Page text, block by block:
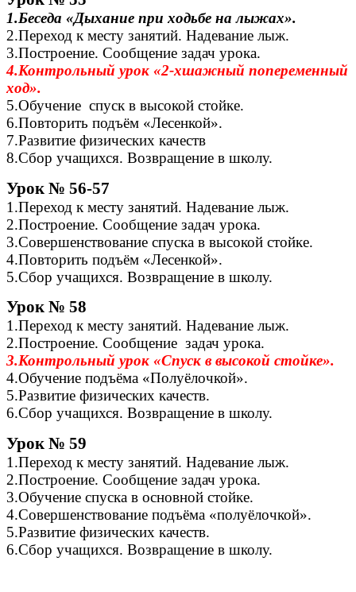
1.Беседа «Дыхание при ходьбе на лыжах».
2.Переход к месту занятий. Надевание лыж.
3.Построение. Сообщение задач урока.
4.Контрольный урок «2-хшажный попеременный
ход».
5.Обучение спуск в высокой стойке.
6.Повторить подъём «Лесенкой».
7.Развитие физических качеств
8.Сбор учащихся. Возвращение в школу.
Урок № 56-57
1.Переход к месту занятий. Надевание лыж.
2.Построение. Сообщение задач урока.
3.Совершенствование спуска в высокой стойке.
4.Повторить подъём «Лесенкой».
5.Сбор учащихся. Возвращение в школу.
Урок № 58
1.Переход к месту занятий. Надевание лыж.
2.Построение. Сообщение задач урока.
3.Контрольный урок «Спуск в высокой стойке».
4.Обучение подъёма «Полуёлочкой».
5.Развитие физических качеств.
6.Сбор учащихся. Возвращение в школу.
Урок № 59
1.Переход к месту занятий. Надевание лыж.
2.Построение. Сообщение задач урока.
3.Обучение спуска в основной стойке.
4.Совершенствование подъёма «полуёлочкой».
5.Развитие физических качеств.
6.Сбор учащихся. Возвращение в школу.